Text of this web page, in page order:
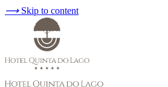
⟶Skip to content